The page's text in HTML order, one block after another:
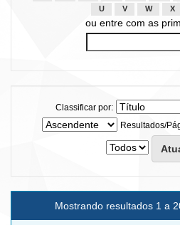
U
V W X
ou entre com as
Classificar por:
Resultados/
Mostrando resultados 1 a